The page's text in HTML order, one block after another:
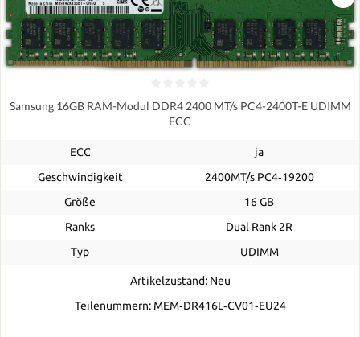
Samsung 16GB RAM-Modul DDR4 2400 MT/s PC4-2400T-E UDIMM
ECC
ECC
ja
Geschwindigkeit
2400MT/s PC4‑19200
Größe
16 GB
Ranks
Dual Rank 2R
Typ
UDIMM
Artikelzustand: Neu
Teilenummern: MEM‐DR416L‐CV01‐EU24